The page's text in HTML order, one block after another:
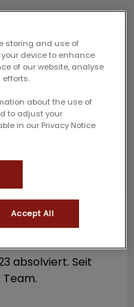
Tiermedizinischen
absolviert. Seit
storing and use of
device to enhance
of our website, analyse
about the use of
to adjust your
in our Privacy Notice
Accept All